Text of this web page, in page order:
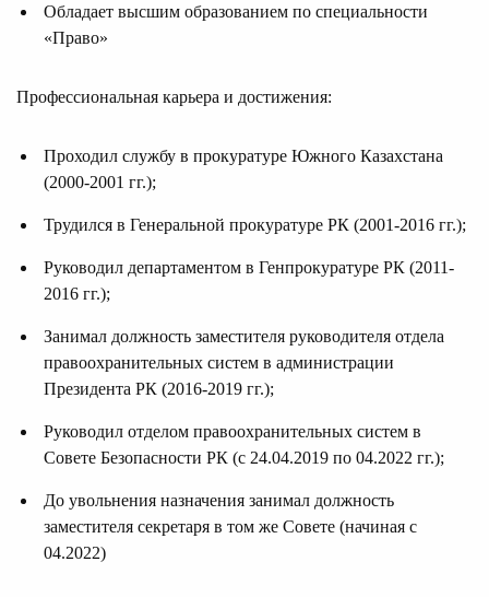
Обладает высшим образованием по специальности
«Право»
Профессиональная карьера и достижения:
Проходил службу в прокуратуре Южного Казахстана
(2000-2001 гг.);
Трудился в Генеральной прокуратуре РК (2001-2016 гг.);
Руководил департаментом в Генпрокуратуре РК (2011-
2016 гг.);
Занимал должность заместителя руководителя отдела
правоохранительных систем в администрации
Президента РК (2016-2019 гг.);
Руководил отделом правоохранительных систем в
Совете Безопасности РК (с 24.04.2019 по 04.2022 гг.);
До увольнения назначения занимал должность
заместителя секретаря в том же Совете (начиная с
04.2022)